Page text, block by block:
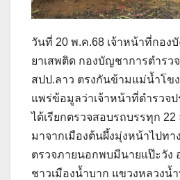
วันที่ 20 พ.ค.68 เจ้าหน้าที่กอง
ยาเสพติด กองบัญชาการตำรว
สปป.ลาว ตรงกันข้ามแม่น้ำโขง
แพร่ข้อมูลว่าเจ้าหน้าที่ตำรวจป
ได้เรียกตรวจสอบรถบรรทุก
มาจากเมืองต้นผึ้งมุ่งหน้าไปทา
ตรวจภายนอกพบมีนายแป๊ะวัง
ชาวเมืองน้ำบาก แขวงหลวงน้